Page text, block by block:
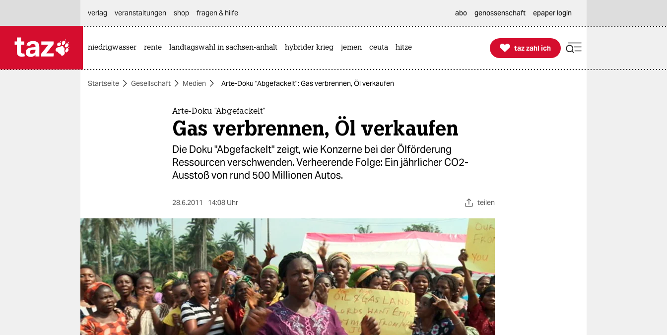
themen
berlin
nord
wahrheit
verlag
verlag
veranstaltungen
verlag
veranstaltungen shop fragen & hilfe abo genossenschaft epaper login
niedrigwasser rente landtagswahl in sachsen-anhalt hybrider krieg jemen ceuta hitze 
taz zahl ich
taz zahl ich
Startseite Gesellschaft Medien Arte-Doku "Abgefackelt": Gas verbrennen, Öl verkaufen
Arte-Doku "Abgefackelt"
Gas verbrennen, Öl verkaufen
Die Doku "Abgefackelt" zeigt, wie Konzerne bei der Ölförderung
Ressourcen verschwenden. Verheerende Folge: Ein jährlicher CO2-
Ausstoß von rund 500 Millionen Autos.
28.6.2011 14:08 Uhr teilen